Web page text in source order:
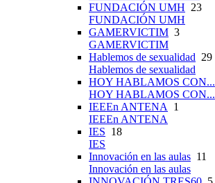
FUNDACIÓN UMH 23
FUNDACIÓN UMH
GAMERVICTIM 3
GAMERVICTIM
Hablemos de sexualidad 29
Hablemos de sexualidad
HOY HABLAMOS CON...
HOY HABLAMOS CON...
IEEEn ANTENA 1
IEEEn ANTENA
IES 18
IES
Innovación en las aulas 11
Innovación en las aulas